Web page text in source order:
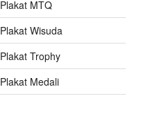
Plakat MTQ
Plakat Wisuda
Plakat Trophy
Plakat Medali